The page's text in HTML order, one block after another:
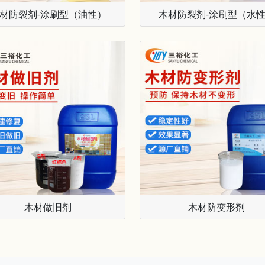
防裂剂-涂刷型（油性） 木材防裂剂-涂刷型（水
木材做旧剂 木材防变形剂